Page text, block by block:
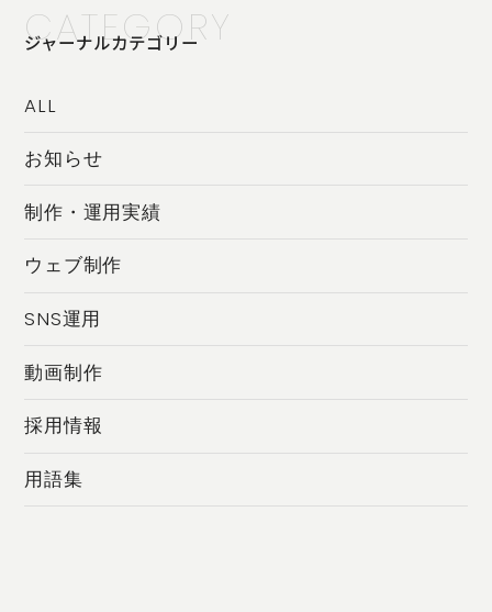
CATEGORY
ジャーナルカテゴリー
ALL
お知らせ
制作・運用実績
ウェブ制作
SNS運用
動画制作
採用情報
用語集